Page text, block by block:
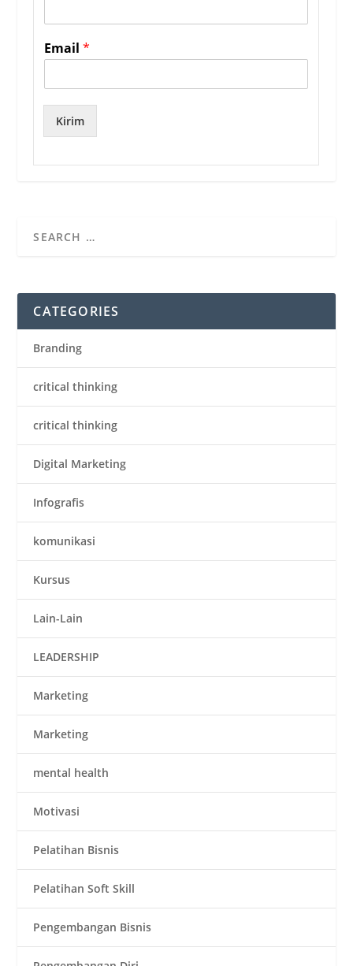
Email*
Kirim
CATEGORIES
Branding
critical thinking
critical thinking
Digital Marketing
Infografis
komunikasi
Kursus
Lain-Lain
LEADERSHIP
Marketing
Marketing
mental health
Motivasi
Pelatihan Bisnis
Pelatihan Soft Skill
Pengembangan Bisnis